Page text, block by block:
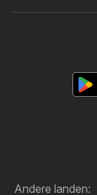
Andere landen: